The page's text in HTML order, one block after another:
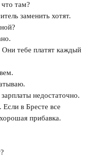
там?
заменить хотят.
тебе платят каждый
недостаточно.
в Бресте все
прибавка.